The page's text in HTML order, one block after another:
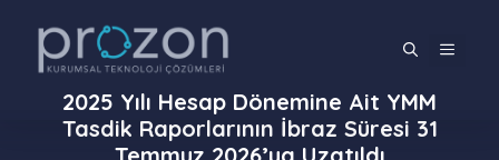
MENÜ
2025 Yılı Hesap Dönemine Ait YMM
Tasdik Raporlarının İbraz Süresi 31